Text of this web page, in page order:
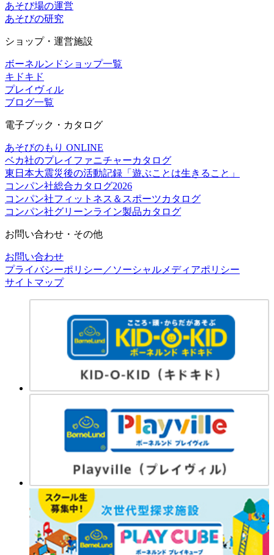
あそび場の運営
あそびの研究
ショップ・運営施設
ボーネルンドショップ一覧
キドキド
プレイヴィル
ブログ一覧
電子ブック・カタログ
あそびのもり ONLINE
ベカ社のプレイファニチャーカタログ
東日本大震災後の活動記録「遊ぶことは生きること」
コンパン社総合カタログ2026
コンパン社フィットネス＆スポーツカタログ
コンパン社グリーンライン製品カタログ
お問い合わせ・その他
お問い合わせ
プライバシーポリシー／ソーシャルメディアポリシー
サイトマップ